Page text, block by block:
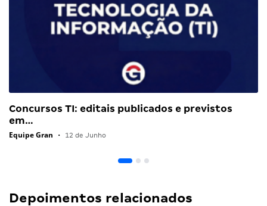
Concursos TI: editais publicados e previstos
em…
Equipe Gran • 12 de Junho
Depoimentos relacionados